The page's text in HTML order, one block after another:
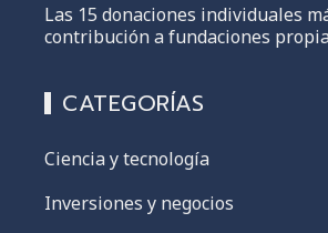
Las 15 donaciones individuales
contribución a fundaciones
CATEGORÍAS
Ciencia y tecnología
Inversiones y negocios